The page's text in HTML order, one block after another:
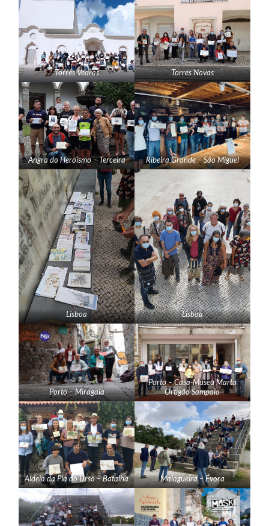
Torres Vedras Torres Novas
Angra do Heroísmo – Terceira Ribeira Grande – São Miguel
Lisboa Lisboa
Porto – Miragaia
Porto – Casa-Museu Marta
Ortigão Sampaio
Aldeia da Pia do Urso – Batalha Malagueira – Évora